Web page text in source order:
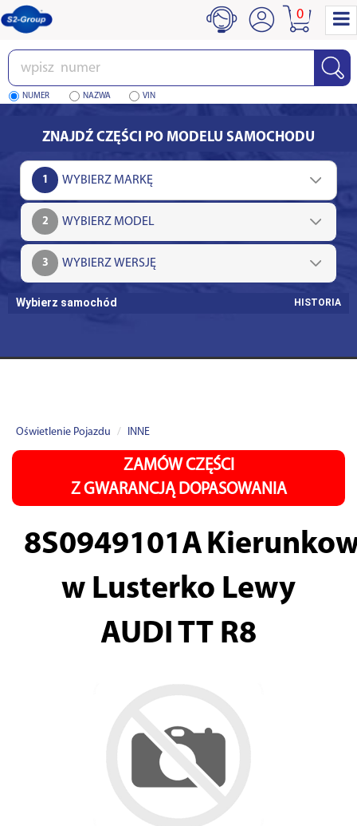
Wpisz
numer
NUMER NAZWA VIN
0
ZNAJDŹ CZĘŚCI PO MODELU SAMOCHODU
1
2
3
Wybierz samochód HISTORIA
Oświetlenie Pojazdu INNE
ZAMÓW CZĘŚCI
Z GWARANCJĄ DOPASOWANIA
8S0949101A
w Lusterko Lewy
AUDI TT R8